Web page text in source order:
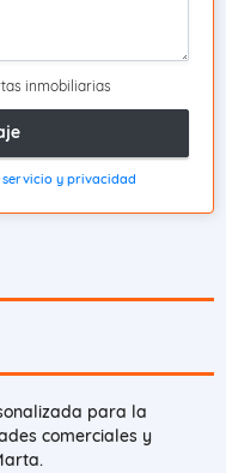
inmobiliarias
servicio y privacidad
para la
comerciales y